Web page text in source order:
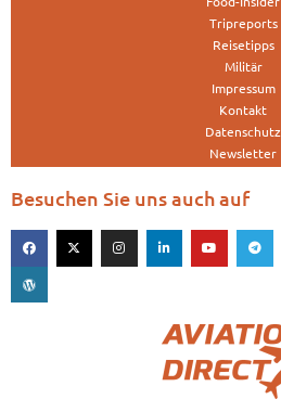
Tripreports
Reisetipps
Militär
Impressum
Kontakt
Datenschutz
Newsletter
Besuchen Sie uns auch auf